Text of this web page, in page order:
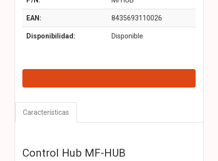
EAN: 8435693110026
Disponibilidad: Disponible
Características
Control Hub MF-HUB